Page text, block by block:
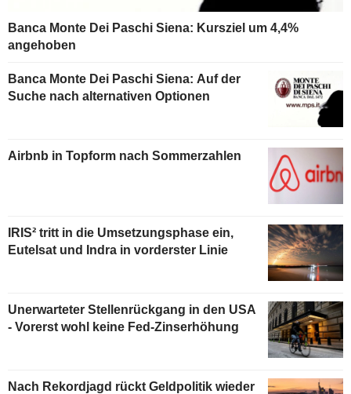
Banca Monte Dei Paschi Siena: Kursziel um 4,4%
angehoben
Banca Monte Dei Paschi Siena: Auf der
Suche nach alternativen Optionen
Airbnb in Topform nach Sommerzahlen
IRIS² tritt in die Umsetzungsphase ein,
Eutelsat und Indra in vorderster Linie
Unerwarteter Stellenrückgang in den USA
- Vorerst wohl keine Fed-Zinserhöhung
Nach Rekordjagd rückt Geldpolitik wieder